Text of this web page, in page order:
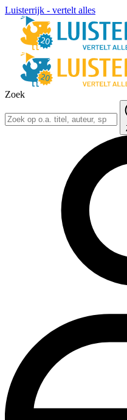
Luisterrijk - vertelt alles
Zoek